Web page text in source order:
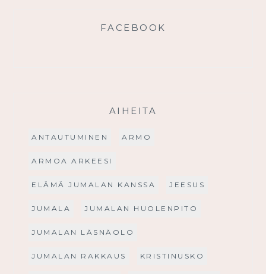
FACEBOOK
AIHEITA
ANTAUTUMINEN ARMO
ARMOA ARKEESI
ELÄMÄ JUMALAN KANSSA JEESUS
JUMALA JUMALAN HUOLENPITO
JUMALAN LÄSNÄOLO
JUMALAN RAKKAUS KRISTINUSKO